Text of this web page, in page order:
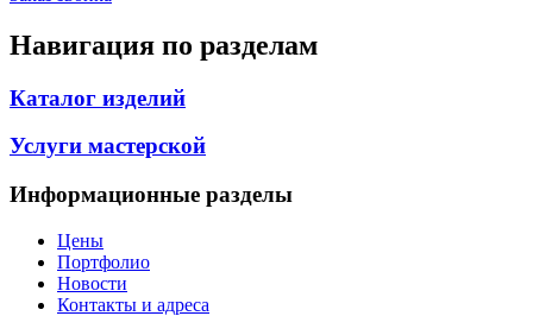
Навигация по разделам
Каталог изделий
Услуги мастерской
Информационные разделы
Цены
Портфолио
Новости
Контакты и адреса